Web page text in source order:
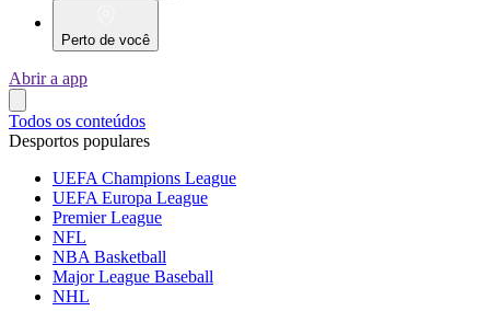
Perto de você
Abrir a app
Todos os conteúdos
Desportos populares
UEFA Champions League
UEFA Europa League
Premier League
NFL
NBA Basketball
Major League Baseball
NHL